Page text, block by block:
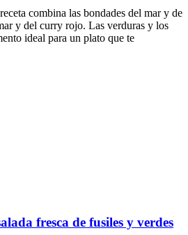
combina las bondades del mar y de
y del curry rojo. Las verduras y los
ideal para un plato que te
fresca de fusiles y verdes